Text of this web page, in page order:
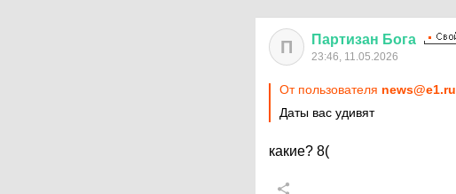
П Партизан Бога
23:46, 11.05.2026
От пользователя news@e1.ru
Даты вас удивят
какие? 8(